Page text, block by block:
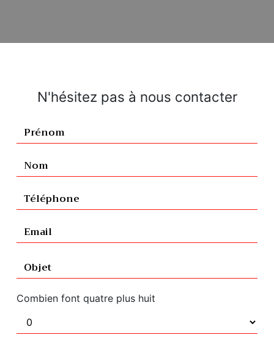
N'hésitez pas à nous contacter
Combien font quatre plus huit